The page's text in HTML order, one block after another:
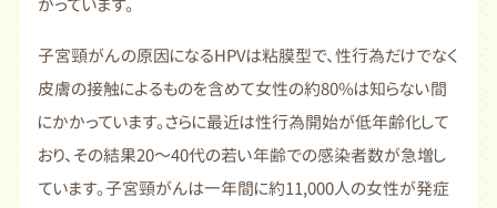
かっています。
子宮頸がんの原因になるHPVは粘膜型で、性行為だけでなく
皮膚の接触によるものを含めて女性の約80%は知らない間
にかかっています。さらに最近は性行為開始が低年齢化して
おり、その結果20～40代の若い年齢での感染者数が急増し
ています。子宮頸がんは一年間に約11,000人の女性が発症